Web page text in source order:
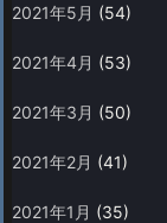
2021年5月 (54)
2021年4月 (53)
2021年3月 (50)
2021年2月 (41)
2021年1月 (35)